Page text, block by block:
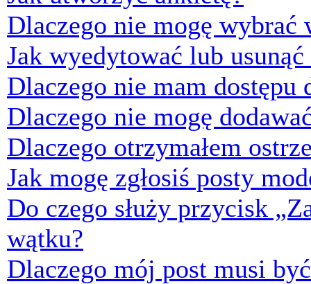
Dlaczego nie mogę wybrać
Jak wyedytować lub usunąć
Dlaczego nie mam dostępu
Dlaczego nie mogę
Dlaczego otrzymałem
Jak mogę zgłosiś posty
Do czego służy przycisk
wątku?
Dlaczego mój post musi